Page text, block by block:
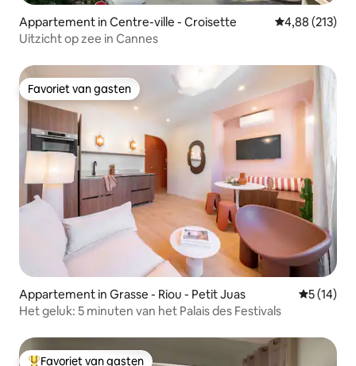
Appartement in Centre-ville - Croisette Gemiddelde
4,88 (213)
Uitzicht op zee in Cannes
Favoriet van gasten
Favoriet van gasten
Appartement in Grasse - Riou - Petit Juas
5 (14)
Het geluk: 5 minuten van het Palais des Festivals
Favoriet van gasten